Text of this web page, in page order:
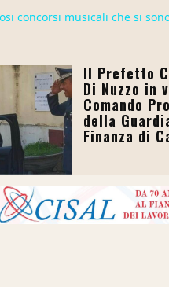
concorsi musicali che si
Il Prefetto
Di Nuzzo in
Comando
della
Finanza di